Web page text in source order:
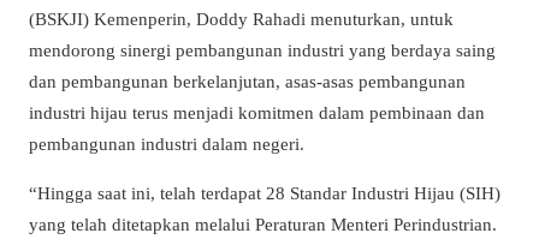
(BSKJI) Kemenperin, Doddy Rahadi menuturkan, untuk
mendorong sinergi pembangunan industri yang berdaya saing
dan pembangunan berkelanjutan, asas-asas pembangunan
industri hijau terus menjadi komitmen dalam pembinaan dan
pembangunan industri dalam negeri.
“Hingga saat ini, telah terdapat 28 Standar Industri Hijau (SIH)
yang telah ditetapkan melalui Peraturan Menteri Perindustrian.